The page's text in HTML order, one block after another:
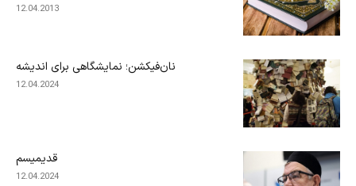
12.04.2013
نان‌فیکشن؛ نمایشگاهی برای اندیشه
12.04.2024
قدیمیسم
12.04.2024